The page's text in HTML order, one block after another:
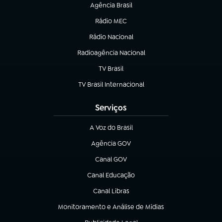
Agência Brasil
(abre em nova aba)
Rádio MEC
(abre em nova aba)
Rádio Nacional
Radioagência Nacional
(abre em nova aba)
TV Brasil
(abre em nova aba)
TV Brasil Internacional
(abre em nova aba)
Serviços
A Voz do Brasil
(abre em nova aba)
Agência GOV
(abre em nova aba)
Canal GOV
(abre em nova aba)
Canal Educação
(abre em nova aba)
Canal Libras
(abre em nova aba)
Monitoramento e Análise de Mídias
(abre em nova aba)